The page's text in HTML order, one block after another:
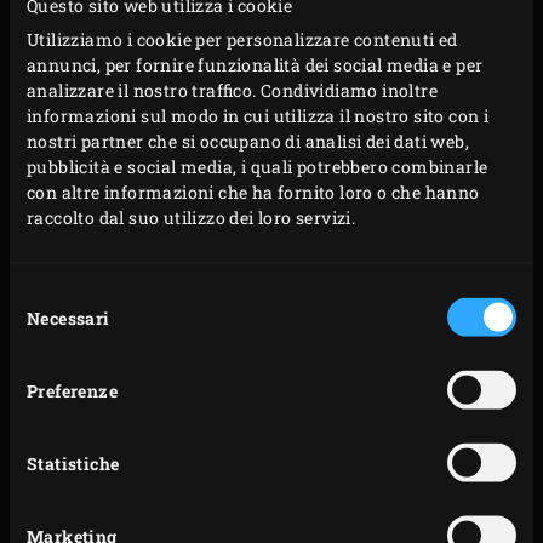
Questo sito web utilizza i cookie
Utilizziamo i cookie per personalizzare contenuti ed
annunci, per fornire funzionalità dei social media e per
analizzare il nostro traffico. Condividiamo inoltre
informazioni sul modo in cui utilizza il nostro sito con i
nostri partner che si occupano di analisi dei dati web,
pubblicità e social media, i quali potrebbero combinarle
con altre informazioni che ha fornito loro o che hanno
raccolto dal suo utilizzo dei loro servizi.
delNecessari
Preferenze
Statistiche
Marketing
CUCINARE CON IL
CALORE RESIDUO
Verdure come barbabietole, cipolle o patate possono
essere facilmente arrostite in questo modo. È delizioso
ad esempio una composta di cipolle o una purea di patate.
pomodori secchi per un’insalata o aglio soffiato per
affumicata sul Big Green Egg, siamo certi che la inserirai
semplice: a questo scopo, cospargi una manciata di legna